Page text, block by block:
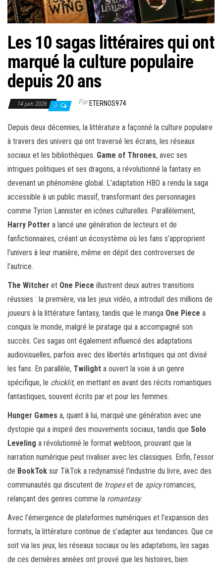
Les 10 sagas littéraires qui ont
marqué la culture populaire
depuis 20 ans
14 juin 2026 0 ParETERNOS974
Depuis deux décennies, la littérature a façonné la culture populaire
à travers des univers qui ont traversé les écrans, les réseaux
sociaux et les bibliothèques. Game of Thrones, avec ses
intrigues politiques et ses dragons, a révolutionné la fantasy en
devenant un phénomène global. L’adaptation HBO a rendu la saga
accessible à un public massif, transformant des personnages
comme Tyrion Lannister en icônes culturelles. Parallèlement,
Harry Potter a lancé une génération de lecteurs et de
fanfictionnaires, créant un écosystème où les fans s’approprient
l’univers à leur manière, même en dépit des controverses de
l’autrice.
The Witcher et One Piece illustrent deux autres transitions
réussies : la première, via les jeux vidéo, a introduit des millions de
joueurs à la littérature fantasy, tandis que le manga One Piece a
conquis le monde, malgré le piratage qui a accompagné son
succès. Ces sagas ont également influencé des adaptations
audiovisuelles, parfois avec des libertés artistiques qui ont divisé
les fans. En parallèle, Twilight a ouvert la voie à un genre
spécifique, le chicklit, en mettant en avant des récits romantiques
fantastiques, souvent écrits par et pour les femmes.
Hunger Games a, quant à lui, marqué une génération avec une
dystopie qui a inspiré des mouvements sociaux, tandis que Solo
Leveling a révolutionné le format webtoon, prouvant que la
narration numérique peut rivaliser avec les classiques. Enfin, l’essor
de BookTok sur TikTok a redynamisé l’industrie du livre, avec des
communautés qui discutent de tropeset de spicyromances,
relançant des genres comme la romantasy.
Avec l’émergence de plateformes numériques et l’expansion des
formats, la littérature continue de s’adapter aux tendances. Que ce
soit via les jeux, les réseaux sociaux ou les adaptations, les sagas
de ces dernières années ont prouvé que les histoires, bien